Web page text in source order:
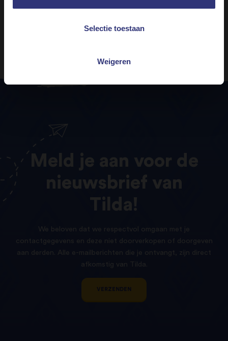
Selectie toestaan
Weigeren
je produceerden en
Meld je aan voor
de
nieuwsbrief
van
Tilda!
We beloven dat we respectvol omgaan met je
contactgegevens en deze niet doorverkopen of doorgeven
aan derden. Alle e-mailberichten die je ontvangt, zijn direct
afkomstig van Tilda.
VERZENDEN